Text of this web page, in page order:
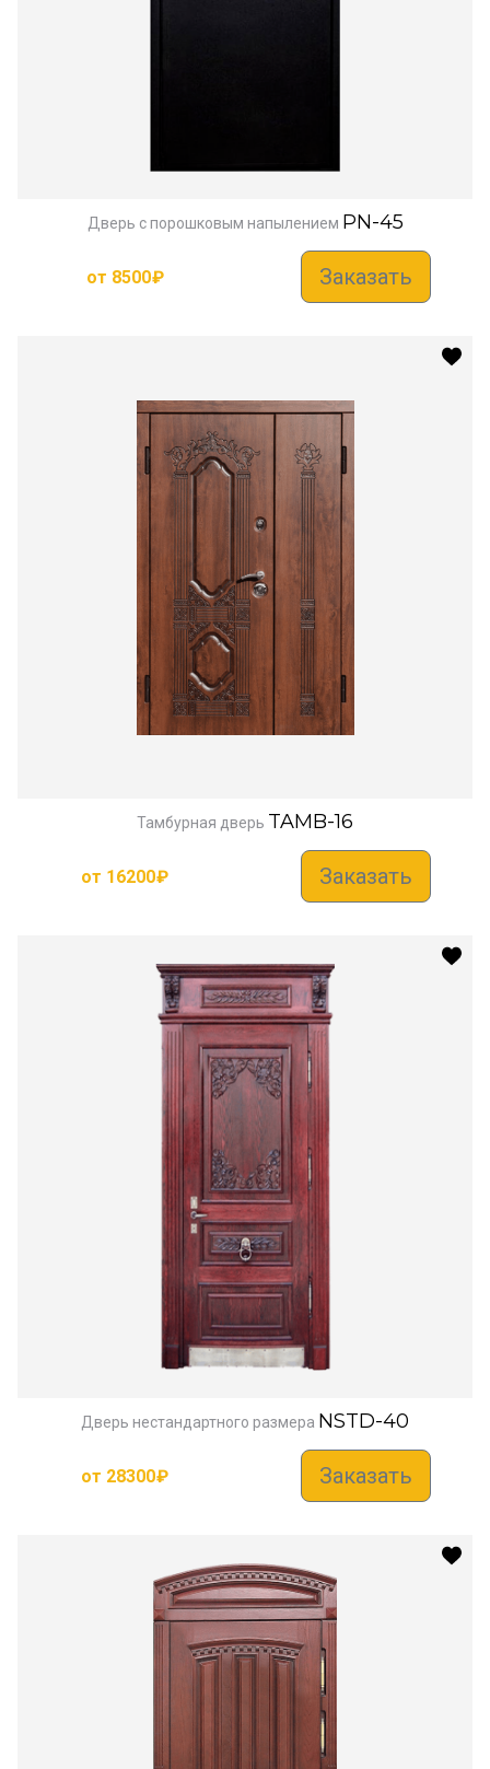
Дверь с порошковым напылением PN-45
от 8500₽ Заказать
Тамбурная дверь TAMB-16
от 16200₽ Заказать
Дверь нестандартного размера NSTD-40
от 28300₽ Заказать